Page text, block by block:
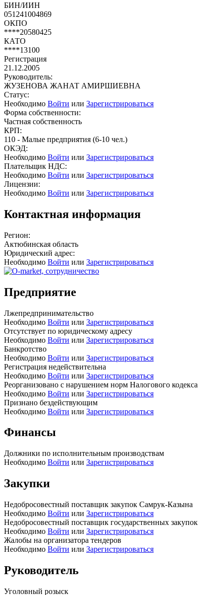
БИН/ИИН
051241004869
ОКПО
****20580425
КАТО
****13100
Регистрация
21.12.2005
Руководитель:
ЖУЗЕНОВА ЖАНАТ АМИРШИЕВНА
Статус:
Необходимо Войти или Зарегистрироваться
Форма собственности:
Частная собственность
КРП:
110 - Малые предприятия (6-10 чел.)
ОКЭД:
Необходимо Войти или Зарегистрироваться
Плательщик НДС:
Необходимо Войти или Зарегистрироваться
Лицензии:
Необходимо Войти или Зарегистрироваться
Контактная информация
Регион:
Актюбинская область
Юридический адрес:
Необходимо Войти или Зарегистрироваться
Предприятие
Лжепредпринимательство
Необходимо Войти или Зарегистрироваться
Отсутствует по юридическому адресу
Необходимо Войти или Зарегистрироваться
Банкротство
Необходимо Войти или Зарегистрироваться
Регистрация недействительна
Необходимо Войти или Зарегистрироваться
Реорганизовано с нарушением норм Налогового кодекса
Необходимо Войти или Зарегистрироваться
Признано бездействующим
Необходимо Войти или Зарегистрироваться
Финансы
Должники по исполнительным производствам
Необходимо Войти или Зарегистрироваться
Закупки
Недобросовестный поставщик закупок Самрук-Казына
Необходимо Войти или Зарегистрироваться
Недобросовестный поставщик государственных закупок
Необходимо Войти или Зарегистрироваться
Жалобы на организатора тендеров
Необходимо Войти или Зарегистрироваться
Руководитель
Уголовный розыск